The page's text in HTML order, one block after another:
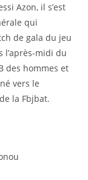
Azon, il s’est
qui
de gala du jeu
l’après-midi du
des hommes et
vers le
la Fbjbat.